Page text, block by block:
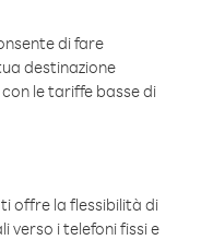
di fare
destinazione
le tariffe basse di
offre la flessibilità di
verso i telefoni fissi e